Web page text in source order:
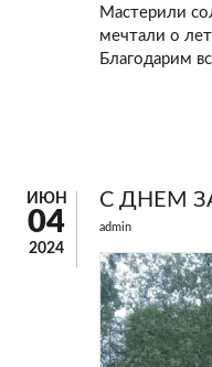
Мастерили
мечтали о
Благодарим
ИЮН
04
2024
С ДНЕМ
admin